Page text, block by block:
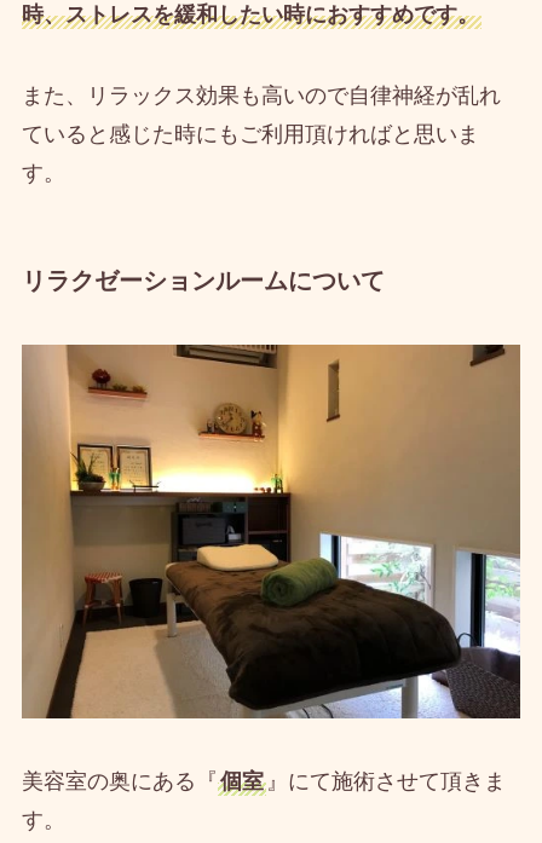
時、ストレスを緩和したい時におすすめです。
また、リラックス効果も高いので自律神経が乱れ
ていると感じた時にもご利用頂ければと思いま
す。
リラクゼーションルームについて
美容室の奥にある『個室』にて施術させて頂きま
す。